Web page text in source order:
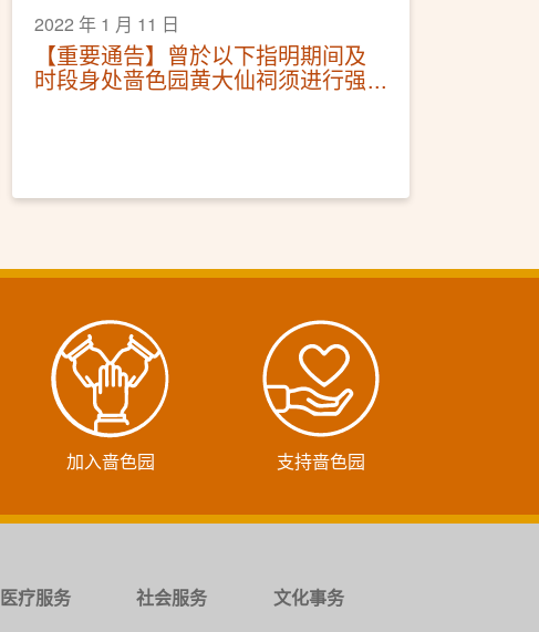
2022 年 1 月 11 日
【重要通告】曾於以下指明期间及
时段身处啬色园黄大仙祠须进行强
加入啬色园 支持啬色园
医疗服务 社会服务 文化事务